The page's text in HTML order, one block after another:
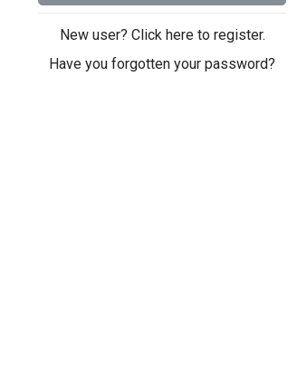
New user? Click here to register.
Have you forgotten your password?